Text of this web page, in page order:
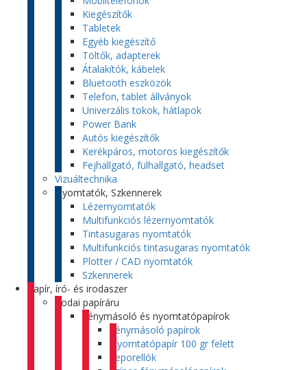
Kiegészítők
Tabletek
Egyéb kiegészítő
Töltők, adapterek
Átalakítók, kábelek
Bluetooth eszközök
Telefon, tablet állványok
Univerzális tokok, hátlapok
Power Bank
Autós kiegészítők
Kerékpáros, motoros kiegészítők
Fejhallgató, fülhallgató, headset
Vizuáltechnika
Nyomtatók, Szkennerek
Lézernyomtatók
Multifunkciós lézernyomtatók
Tintasugaras nyomtatók
Multifunkciós tintasugaras nyomtatók
Plotter / CAD nyomtatók
Szkennerek
Papír, író- és irodaszer
Irodai papíráru
Fénymásoló és nyomtatópapírok
Fénymásoló papírok
Nyomtatópapír 100 gr felett
Leporellók